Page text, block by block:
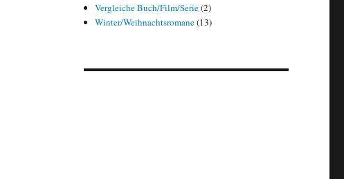
Vergleiche Buch/Film/Serie(2)
Winter/Weihnachtsromane(13)